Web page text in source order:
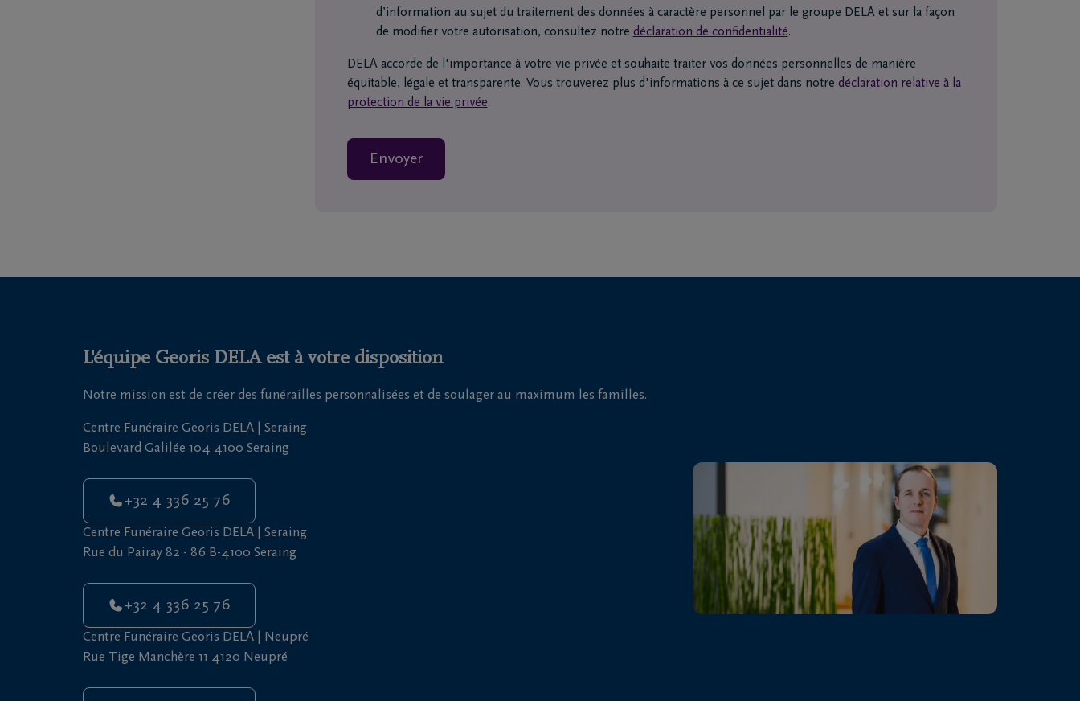
d’information au sujet du traitement des données à caractère personnel par le groupe DELA et sur la façon
de modifier votre autorisation, consultez notre déclaration de confidentialité.
DELA accorde de l'importance à votre vie privée et souhaite traiter vos données personnelles de manière
équitable, légale et transparente. Vous trouverez plus d'informations à ce sujet dans notre déclaration relative à la
protection de la vie privée.
Envoyer
L'équipe Georis DELA est à votre disposition
Notre mission est de créer des funérailles personnalisées et de soulager au maximum les familles.
Centre Funéraire Georis DELA | Seraing
Boulevard Galilée 104 4100 Seraing
+32 4 336 25 76
Centre Funéraire Georis DELA | Seraing
Rue du Pairay 82 - 86 B-4100 Seraing
+32 4 336 25 76
Centre Funéraire Georis DELA | Neupré
Rue Tige Manchère 11 4120 Neupré